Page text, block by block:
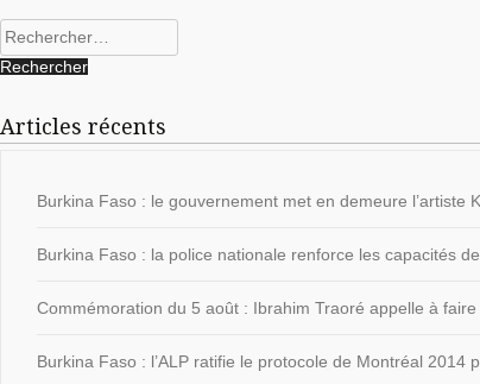
Rechercher :
Articles récents
Burkina Faso : le gouvernement met en demeure
Burkina Faso : la police nationale renforce les capacités
Commémoration du 5 août : Ibrahim Traoré appelle à
Burkina Faso : l’ALP ratifie le protocole de Montréal 2014